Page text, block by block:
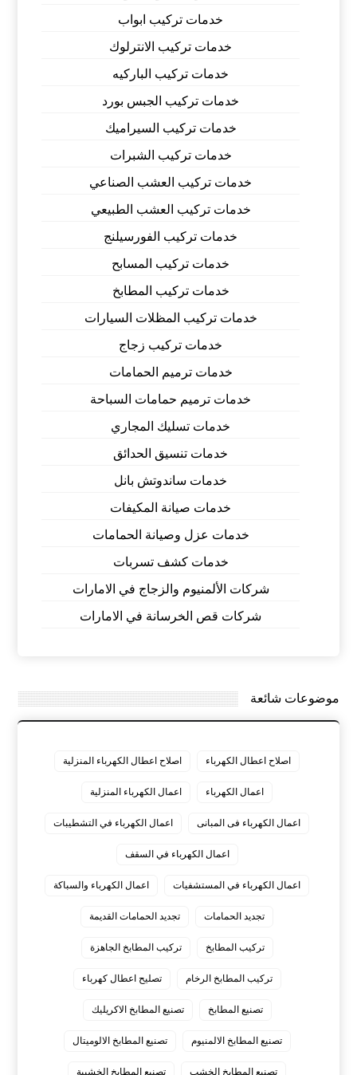
خدمات تركيب ابواب
خدمات تركيب الانترلوك
خدمات تركيب الباركيه
خدمات تركيب الجبس بورد
خدمات تركيب السيراميك
خدمات تركيب الشبرات
خدمات تركيب العشب الصناعي
خدمات تركيب العشب الطبيعي
خدمات تركيب الفورسيلنج
خدمات تركيب المسابح
خدمات تركيب المطابخ
خدمات تركيب المظلات السيارات
خدمات تركيب زجاج
خدمات ترميم الحمامات
خدمات ترميم حمامات السباحة
خدمات تسليك المجاري
خدمات تنسيق الحدائق
خدمات ساندوتش بانل
خدمات صيانة المكيفات
خدمات عزل وصيانة الحمامات
خدمات كشف تسربات
شركات الألمنيوم والزجاج في الامارات
شركات قص الخرسانة في الامارات
موضوعات شائعة
اصلاح اعطال الكهرباء اصلاح اعطال الكهرباء المنزلية
اعمال الكهرباء اعمال الكهرباء المنزلية
اعمال الكهرباء فى المبانى اعمال الكهرباء في التشطيبات
اعمال الكهرباء في السقف
اعمال الكهرباء في المستشفيات اعمال الكهرباء والسباكة
تجديد الحمامات تجديد الحمامات القديمة
تركيب المطابخ تركيب المطابخ الجاهزة
تركيب المطابخ الرخام تصليح اعطال كهرباء
تصنيع المطابخ تصنيع المطابخ الاكريليك
تصنيع المطابخ الالمنيوم تصنيع المطابخ الالوميتال
تصنيع المطابخ الخشب تصنيع المطابخ الخشبية